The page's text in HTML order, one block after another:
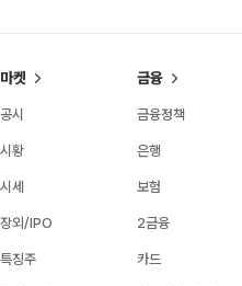
마켓
공시
시황
시세
장외/IPO
특징주
금융
금융정책
은행
보험
2금융
카드